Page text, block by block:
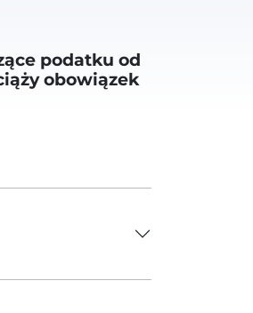
podatku od
obowiązek